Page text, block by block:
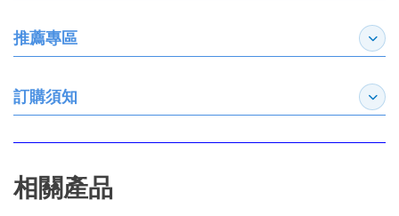
推薦專區 展開
訂購須知 展開
相關產品